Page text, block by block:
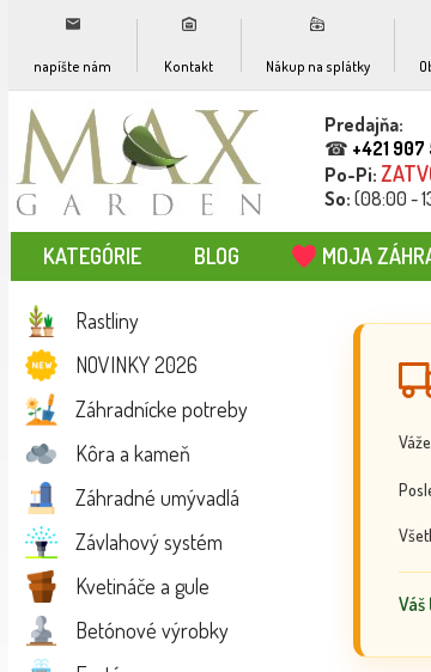
napíšte nám Kontakt Nákup na splátky
Predajňa:
☎ +421 907
Po-Pi:
So: (08:00 -
KATEGÓRIE BLOG MOJA
Rastliny
NOVINKY 2026
Záhradnícke potreby
Kôra a kameň
Záhradné umývadlá
Závlahový systém
Kvetináče a gule
Betónové výrobky
Váš